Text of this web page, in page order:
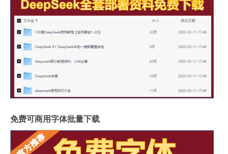
免费可商用字体批量下载